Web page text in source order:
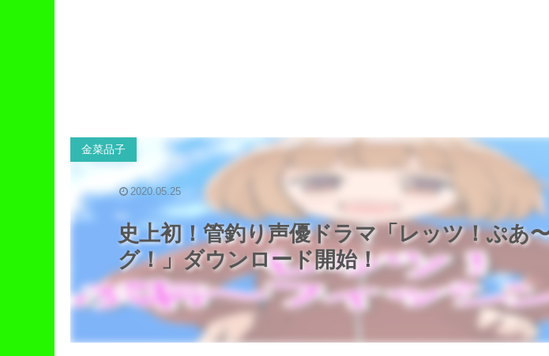
史上初！管釣り声優ドラマ「レッツ！ぷあ
グ！」ダウンロード開始！
金菜品子
2020.05.25